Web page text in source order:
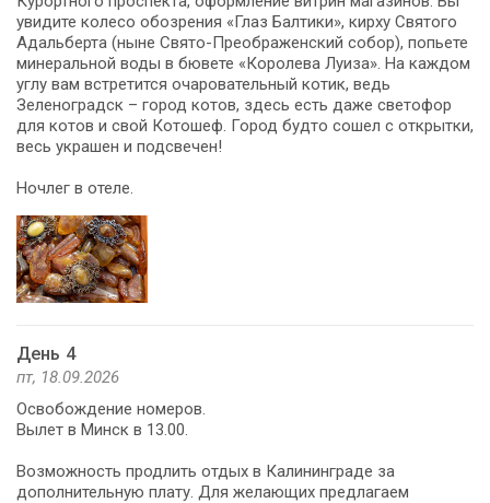
увидите колесо обозрения «Глаз Балтики», кирху Святого
Адальберта (ныне Свято-Преображенский собор), попьете
минеральной воды в бювете «Королева Луиза». На каждом
углу вам встретится очаровательный котик, ведь
Зеленоградск – город котов, здесь есть даже светофор
для котов и свой Котошеф. Город будто сошел с открытки,
весь украшен и подсвечен!
Ночлег в отеле.
День 4
пт, 18.09.2026
Освобождение номеров.
Вылет в Минск в 13.00.
Возможность продлить отдых в Калининграде за
дополнительную плату. Для желающих предлагаем